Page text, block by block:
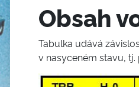
Obsah
Tabulka udává
v nasyceném stavu, tj.